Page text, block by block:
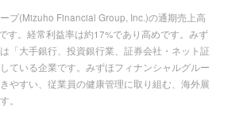
プ(Mizuho Financial Group, Inc.)の通期売上高
す。経常利益率は約17%であり高めです。みず
「大手銀行、投資銀行業、証券会社・ネット証
ている企業です。みずほフィナンシャルグルー
やすい、従業員の健康管理に取り組む、海外展
。